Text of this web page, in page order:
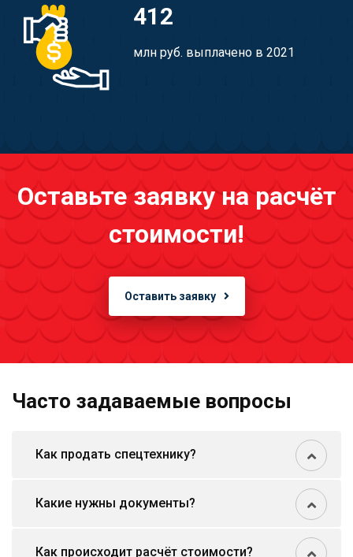
412
млн руб. выплачено в 2021
Оставьте заявку на расчёт
стоимости!
Оставить заявку
Часто задаваемые вопросы
Как продать спецтехнику?
Какие нужны документы?
Как происходит расчёт стоимости?